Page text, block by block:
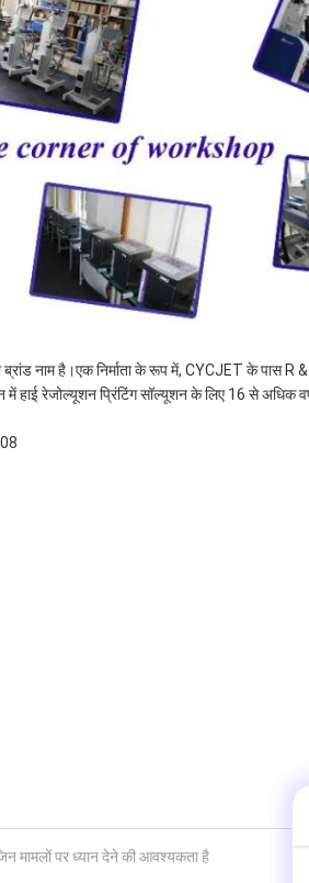
नाम है।एक निर्माता के रूप में, CYCJET के पास R
में हाई रेजोल्यूशन प्रिंटिंग सॉल्यूशन के लिए 16 से अधिक
मामलों पर ध्यान देने की आवश्यकता है